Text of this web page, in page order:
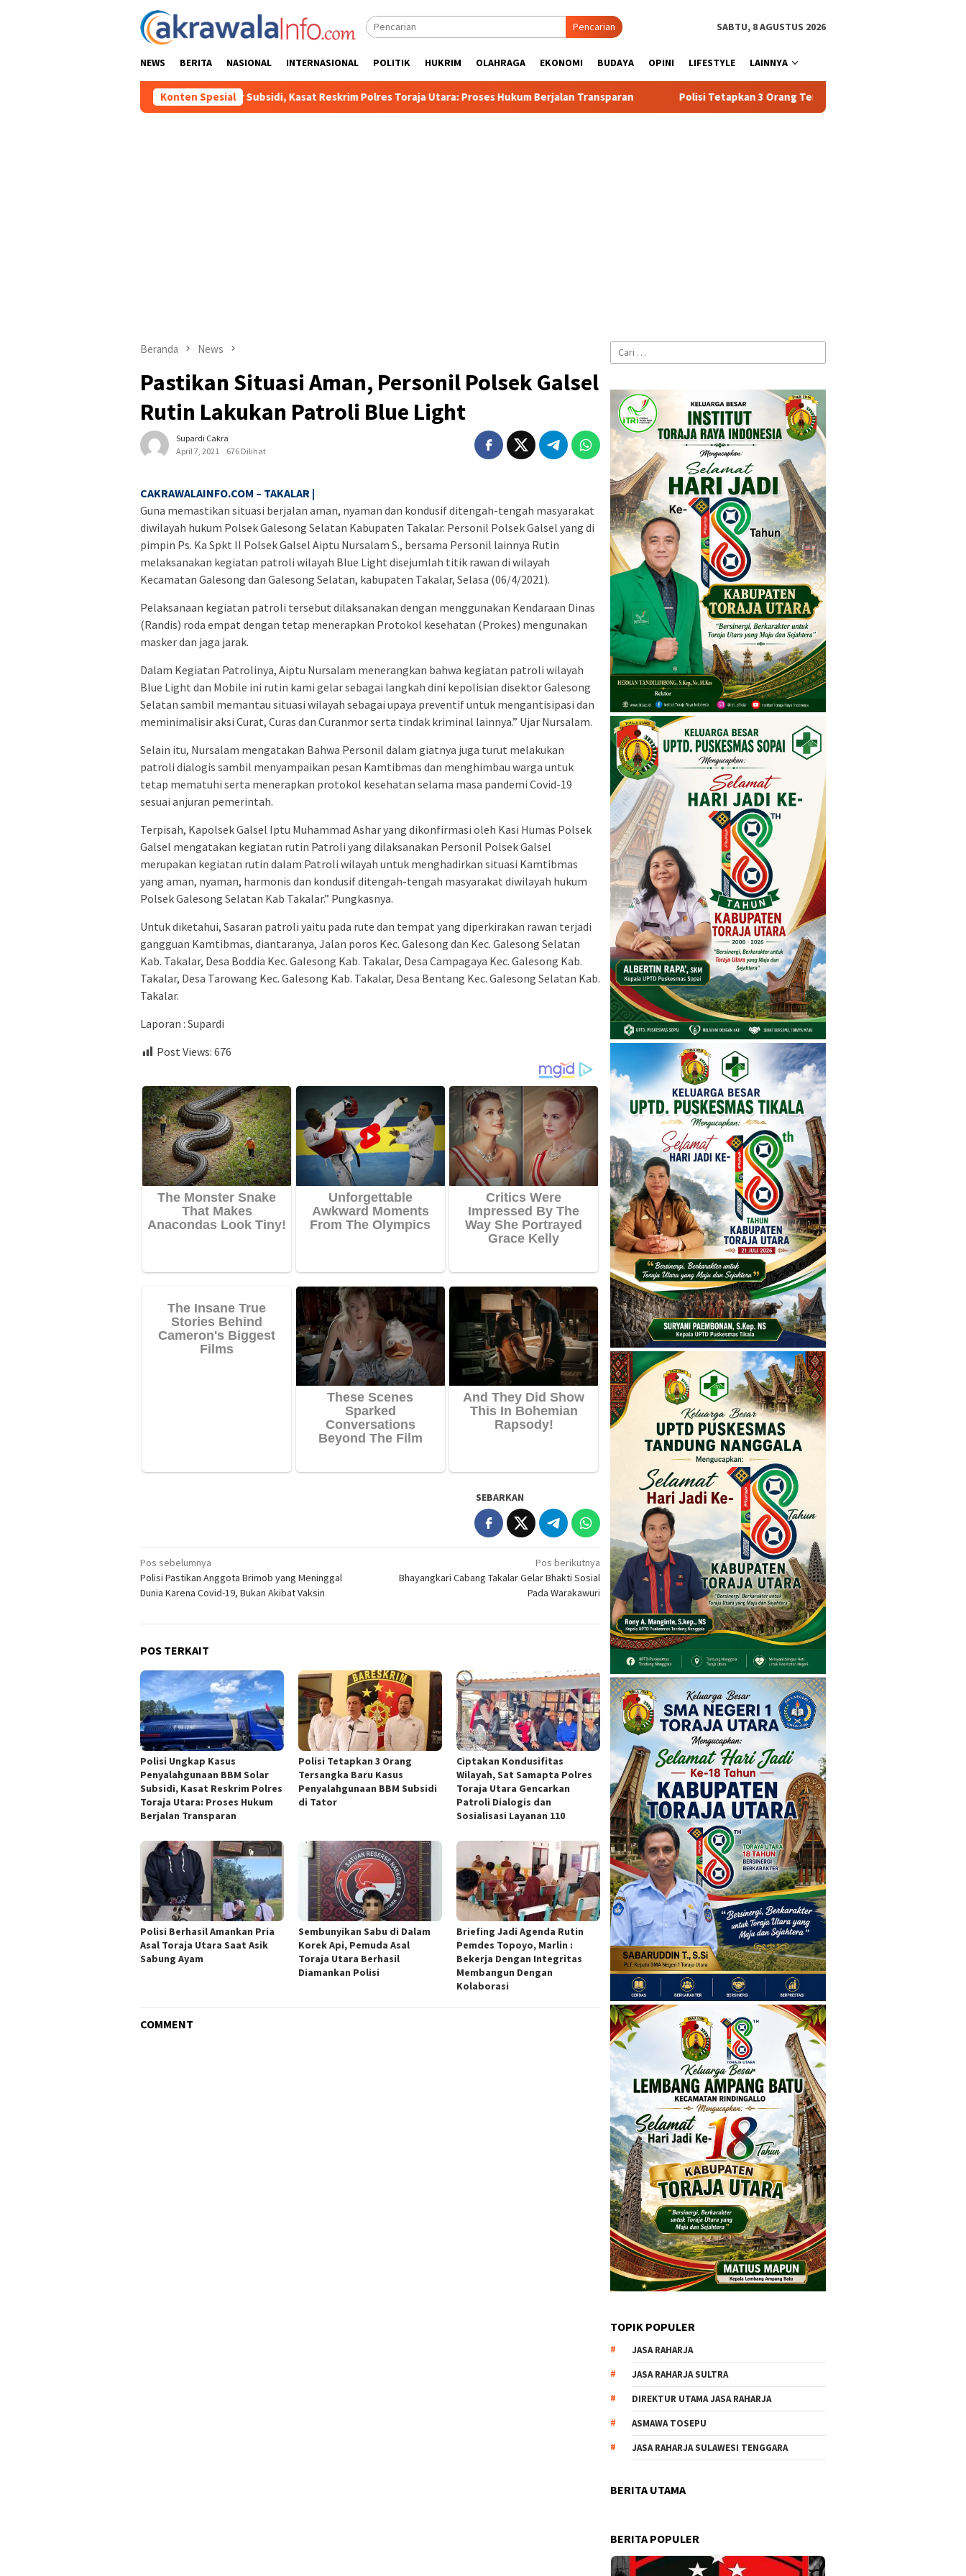
Pencarian SABTU, 8 AGUSTUS 2026
NEWS BERITA NASIONAL INTERNASIONAL POLITIK HUKRIM OLAHRAGA EKONOMI BUDAYA OPINI LIFESTYLE LAINNYA
Konten Spesial
BBM Solar Subsidi, Kasat Reskrim Polres Toraja Utara: Proses Hukum Berjalan Transparan Polisi Tetapkan 3 Orang Tersangka Baru Kasus Penyalahgunaan BBM Subsidi di
Beranda News
Pastikan Situasi Aman, Personil Polsek Galsel
Rutin Lakukan Patroli Blue Light
Supardi Cakra
April 7, 2021
676 Dilihat
CAKRAWALAINFO.COM – TAKALAR |
Guna memastikan situasi berjalan aman, nyaman dan kondusif ditengah-tengah masyarakat
diwilayah hukum Polsek Galesong Selatan Kabupaten Takalar. Personil Polsek Galsel yang di
pimpin Ps. Ka Spkt II Polsek Galsel Aiptu Nursalam S., bersama Personil lainnya Rutin
melaksanakan kegiatan patroli wilayah Blue Light disejumlah titik rawan di wilayah
Kecamatan Galesong dan Galesong Selatan, kabupaten Takalar, Selasa (06/4/2021).
Pelaksanaan kegiatan patroli tersebut dilaksanakan dengan menggunakan Kendaraan Dinas
(Randis) roda empat dengan tetap menerapkan Protokol kesehatan (Prokes) mengunakan
masker dan jaga jarak.
Dalam Kegiatan Patrolinya, Aiptu Nursalam menerangkan bahwa kegiatan patroli wilayah
Blue Light dan Mobile ini rutin kami gelar sebagai langkah dini kepolisian disektor Galesong
Selatan sambil memantau situasi wilayah sebagai upaya preventif untuk mengantisipasi dan
meminimalisir aksi Curat, Curas dan Curanmor serta tindak kriminal lainnya.” Ujar Nursalam.
Selain itu, Nursalam mengatakan Bahwa Personil dalam giatnya juga turut melakukan
patroli dialogis sambil menyampaikan pesan Kamtibmas dan menghimbau warga untuk
tetap mematuhi serta menerapkan protokol kesehatan selama masa pandemi Covid-19
sesuai anjuran pemerintah.
Terpisah, Kapolsek Galsel Iptu Muhammad Ashar yang dikonfirmasi oleh Kasi Humas Polsek
Galsel mengatakan kegiatan rutin Patroli yang dilaksanakan Personil Polsek Galsel
merupakan kegiatan rutin dalam Patroli wilayah untuk menghadirkan situasi Kamtibmas
yang aman, nyaman, harmonis dan kondusif ditengah-tengah masyarakat diwilayah hukum
Polsek Galesong Selatan Kab Takalar.” Pungkasnya.
Untuk diketahui, Sasaran patroli yaitu pada rute dan tempat yang diperkirakan rawan terjadi
gangguan Kamtibmas, diantaranya, Jalan poros Kec. Galesong dan Kec. Galesong Selatan
Kab. Takalar, Desa Boddia Kec. Galesong Kab. Takalar, Desa Campagaya Kec. Galesong Kab.
Takalar, Desa Tarowang Kec. Galesong Kab. Takalar, Desa Bentang Kec. Galesong Selatan Kab.
Takalar.
Laporan : Supardi
Post Views: 676
SEBARKAN
Navigasi
pos
Pos sebelumnya
Polisi Pastikan Anggota Brimob yang Meninggal
Dunia Karena Covid-19, Bukan Akibat Vaksin
Pos berikutnya
Bhayangkari Cabang Takalar Gelar Bhakti Sosial
Pada Warakawuri
POS TERKAIT
Polisi Ungkap Kasus
Penyalahgunaan BBM Solar
Subsidi, Kasat Reskrim Polres
Toraja Utara: Proses Hukum
Berjalan Transparan
Polisi Tetapkan 3 Orang
Tersangka Baru Kasus
Penyalahgunaan BBM Subsidi
di Tator
Ciptakan Kondusifitas
Wilayah, Sat Samapta Polres
Toraja Utara Gencarkan
Patroli Dialogis dan
Sosialisasi Layanan 110
Polisi Berhasil Amankan Pria
Asal Toraja Utara Saat Asik
Sabung Ayam
Sembunyikan Sabu di Dalam
Korek Api, Pemuda Asal
Toraja Utara Berhasil
Diamankan Polisi
Briefing Jadi Agenda Rutin
Pemdes Topoyo, Marlin :
Bekerja Dengan Integritas
Membangun Dengan
Kolaborasi
COMMENT
Cari
untuk:
TOPIK POPULER
JASA RAHARJA
JASA RAHARJA SULTRA
DIREKTUR UTAMA JASA RAHARJA
ASMAWA TOSEPU
JASA RAHARJA SULAWESI TENGGARA
BERITA UTAMA
BERITA POPULER